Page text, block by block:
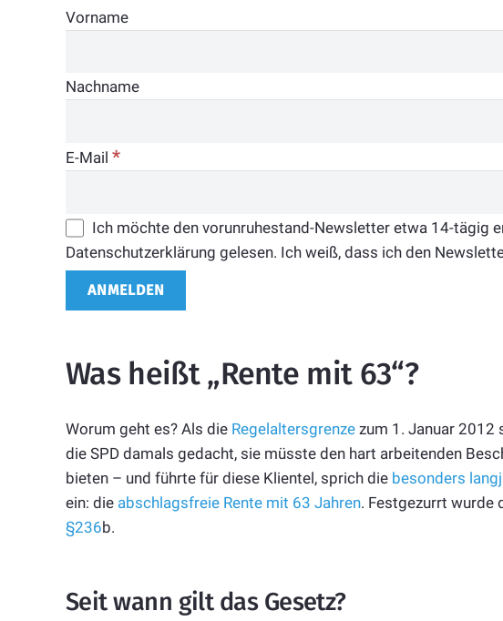
Vorname
Nachname
E-Mail *
Ich möchte den vorunruhestand-Newsletter etwa 14-tägig
Datenschutzerklärung gelesen. Ich weiß, dass ich den
Was heißt „Rente mit 63“?
Worum geht es? Als die Regelaltersgrenze zum 1. Januar 2012
die SPD damals gedacht, sie müsste den hart arbeitenden
bieten – und führte für diese Klientel, sprich die besonders
ein: die abschlagsfreie Rente mit 63 Jahren. Festgezurrt wurde
§236b.
Seit wann gilt das Gesetz?